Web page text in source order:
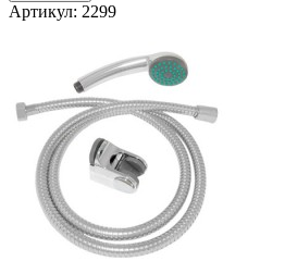
Артикул: 2299